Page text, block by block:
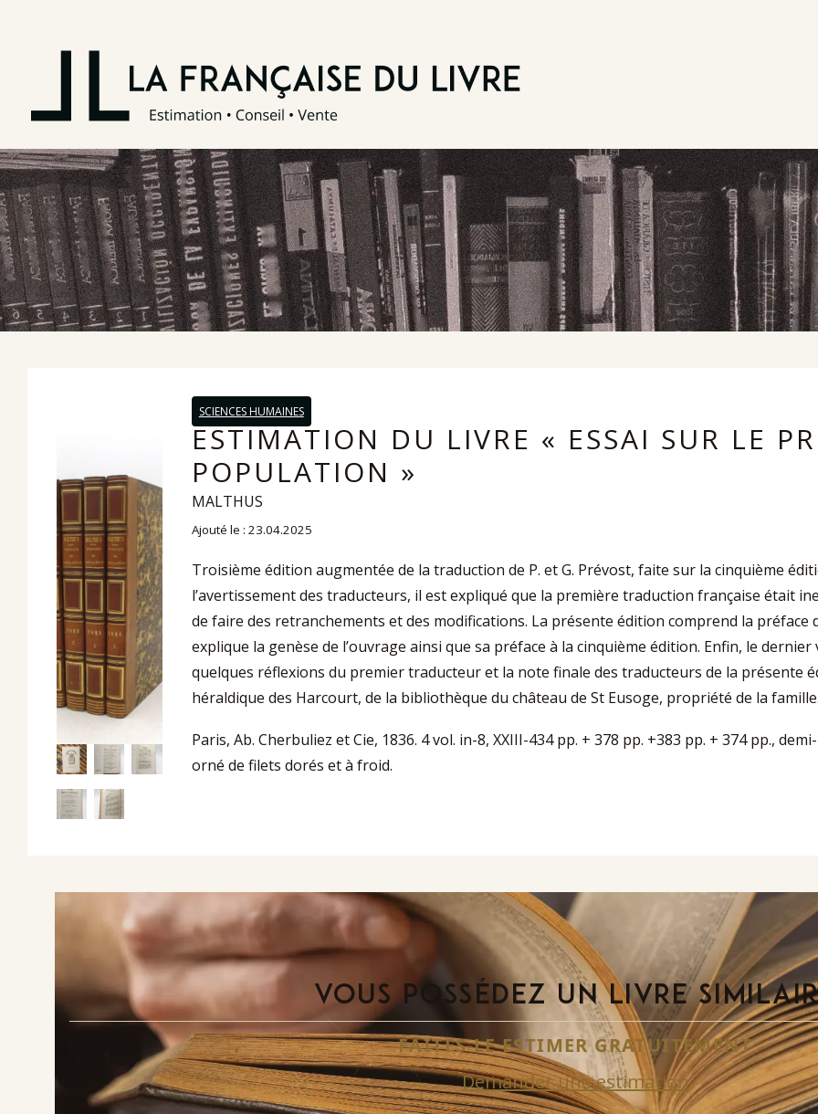
SCIENCES HUMAINES
ESTIMATION DU LIVRE « ESSAI SUR LE
POPULATION »
MALTHUS
Ajouté le : 23.04.2025
Troisième édition augmentée de la traduction de P. et G. Prévost, faite sur la cinquième
l’avertissement des traducteurs, il est expliqué que la première traduction française était
de faire des retranchements et des modifications. La présente édition comprend la préface
explique la genèse de l’ouvrage ainsi que sa préface à la cinquième édition. Enfin, le
quelques réflexions du premier traducteur et la note finale des traducteurs de la présente
héraldique des Harcourt, de la bibliothèque du château de St Eusoge, propriété de la
Paris, Ab. Cherbuliez et Cie, 1836. 4 vol. in-8, XXIII-434 pp. + 378 pp. +383 pp. + 374 pp.,
orné de filets dorés et à froid.
VOUS POSSÉDEZ UN LIVRE
FAITES-LE ESTIMER GRATUITEMENT
Demander une estimation